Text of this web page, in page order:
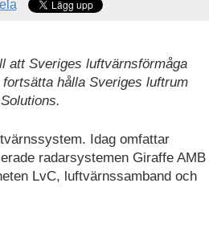
att Sveriges luftvärnsförmåga
hålla Sveriges luftrum
Idag omfattar
radarsystemen Giraffe AMB
LvC, luftvärnssamband och